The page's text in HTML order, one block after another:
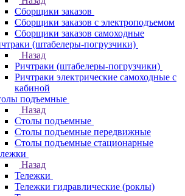
Сборщики заказов
Сборщики заказов с электроподъемом
Сборщики заказов самоходные
(штабелеры-погрузчики)
Назад
Ричтраки (штабелеры-погрузчики)
Ричтраки электрические самоходные с
кабиной
подъемные
Назад
Столы подъемные
Столы подъемные передвижные
Столы подъемные стационарные
Назад
Тележки
Тележки гидравлические (роклы)